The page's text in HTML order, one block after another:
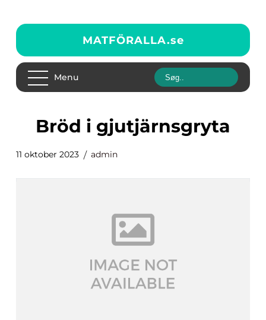
MATFÖRALLA.se
Menu
bröd i gjutjärnsgryta
11 oktober 2023 admin